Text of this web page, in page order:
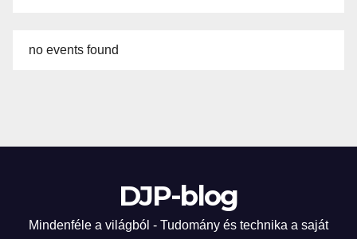
no events found
DJP-blog
Mindenféle a világból - Tudomány és technika a saját